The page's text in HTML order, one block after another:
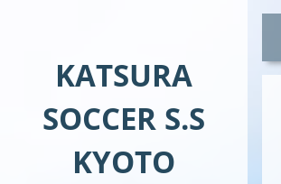
KATSURA
SOCCER S.S
KYOTO